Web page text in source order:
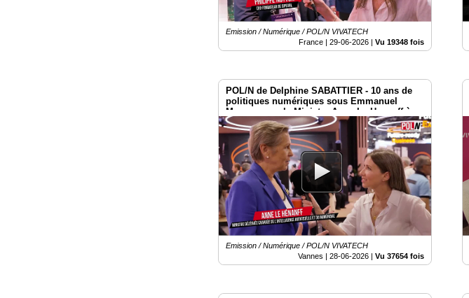
Emission / Numérique / POL/N VIVATECH
France |29-06-2026 |Vu 19348 fois
POL/N de Delphine SABATTIER - 10 ans de
politiques numériques sous Emmanuel
Macron avec la Ministre Anne Le Henanff à
Vivatech 2026
Emission / Numérique / POL/N VIVATECH
Vannes |28-06-2026 |Vu 37654 fois